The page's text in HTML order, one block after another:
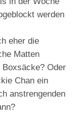
werden
eher die
Matten
Boxsäcke? Oder
Chan ein
anstrengenden